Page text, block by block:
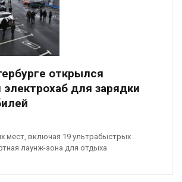
открылся
для зарядки
мест, включая 19 ультрабыстрых
лаунж-зона для отдыха